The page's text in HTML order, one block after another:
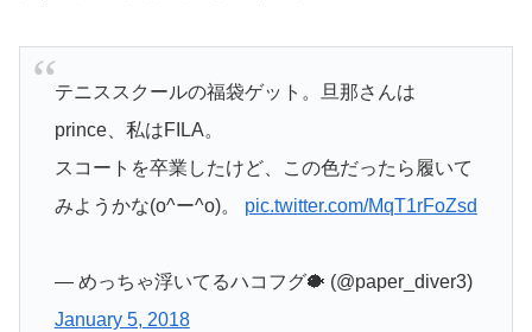
テニススクールの福袋ゲット。旦那さんは
prince、私はFILA。
スコートを卒業したけど、この色だったら履いて
みようかな(o^ー^o)。 pic.twitter.com/MqT1rFoZsd
— めっちゃ浮いてるハコフグ🐡 (@paper_diver3)
January 5, 2018